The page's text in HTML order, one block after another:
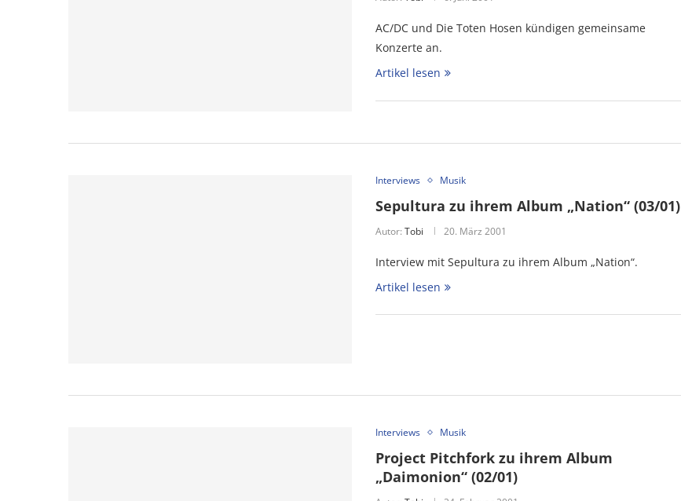
AC/DC und Die Toten Hosen kündigen gemeinsame
Konzerte an.
Artikel lesen
Interviews Musik
Sepultura zu ihrem Album „Nation“ (03/01)
Autor: Tobi 20. März 2001
Interview mit Sepultura zu ihrem Album „Nation“.
Artikel lesen
Interviews Musik
Project Pitchfork zu ihrem Album
„Daimonion“ (02/01)